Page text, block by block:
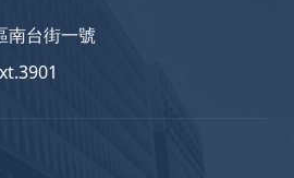
南台街一號